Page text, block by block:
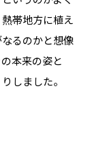
帯地方に植え
るのかと想像
本来の姿と
しました。